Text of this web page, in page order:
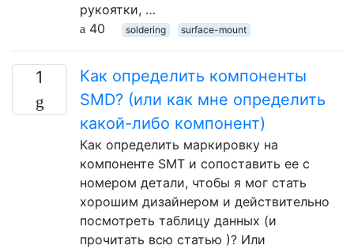
рукоятки, …
40
soldering surface-mount
1
Как определить компоненты
SMD? (или как мне определить
какой-либо компонент)
Как определить маркировку на
компоненте SMT и сопоставить ее с
номером детали, чтобы я мог стать
хорошим дизайнером и действительно
посмотреть таблицу данных (и
прочитать всю статью )? Или